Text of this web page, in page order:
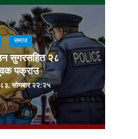
समाज
सुगरसहित २८
पक्राउ
सोमबार २२:२५